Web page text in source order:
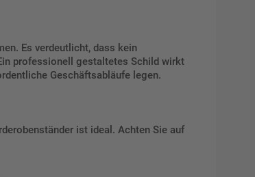
Es verdeutlicht, dass kein
professionell gestaltetes Schild wirkt
Geschäftsabläufe legen.
ist ideal. Achten Sie auf